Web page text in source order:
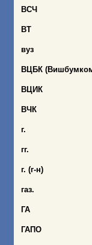
ВСЧ
ВТ
вуз
ВЦБК
ВЦИК
ВЧК
г.
гг.
г. (г-н)
газ.
ГА
ГАПО